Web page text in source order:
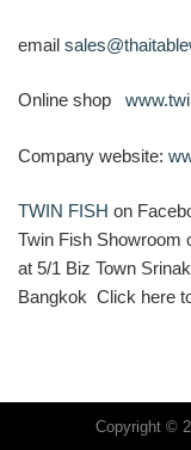
email
Online shop
Company website:
TWIN FISH on
Twin Fish Showroom
at 5/1 Biz Town
Bangkok Click here
Copyright ©